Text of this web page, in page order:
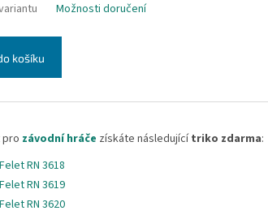
Možnosti doručení
košíku
závodní hráče získáte následujícítriko zdarma:
RN 3618
RN 3619
RN 3620